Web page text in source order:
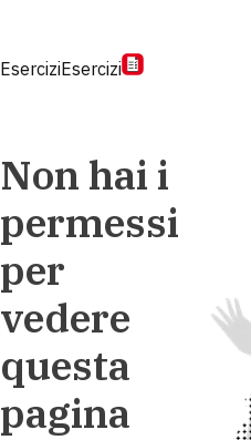
EserciziEsercizi
Non hai i
permessi
per
vedere
questa
pagina